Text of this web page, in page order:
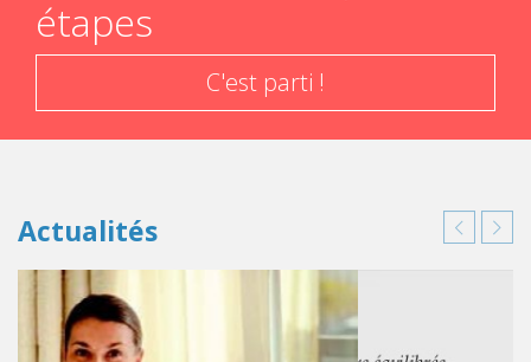
étapes
C'est parti !
Actualités